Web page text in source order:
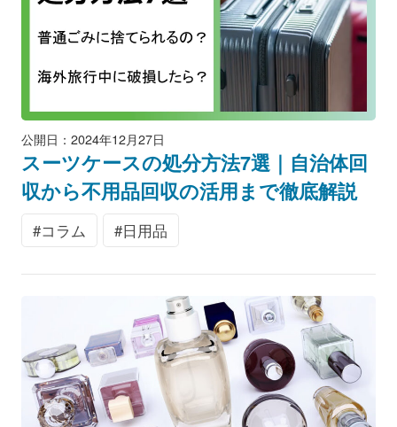
公開日：2024年12月27日
スーツケースの処分方法7選｜自治体回
収から不用品回収の活用まで徹底解説
コラム 日用品